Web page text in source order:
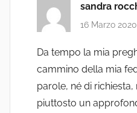
sandra
16 Marzo
Da tempo la mia
cammino della mia
parole, né di richiesta,
piuttosto un